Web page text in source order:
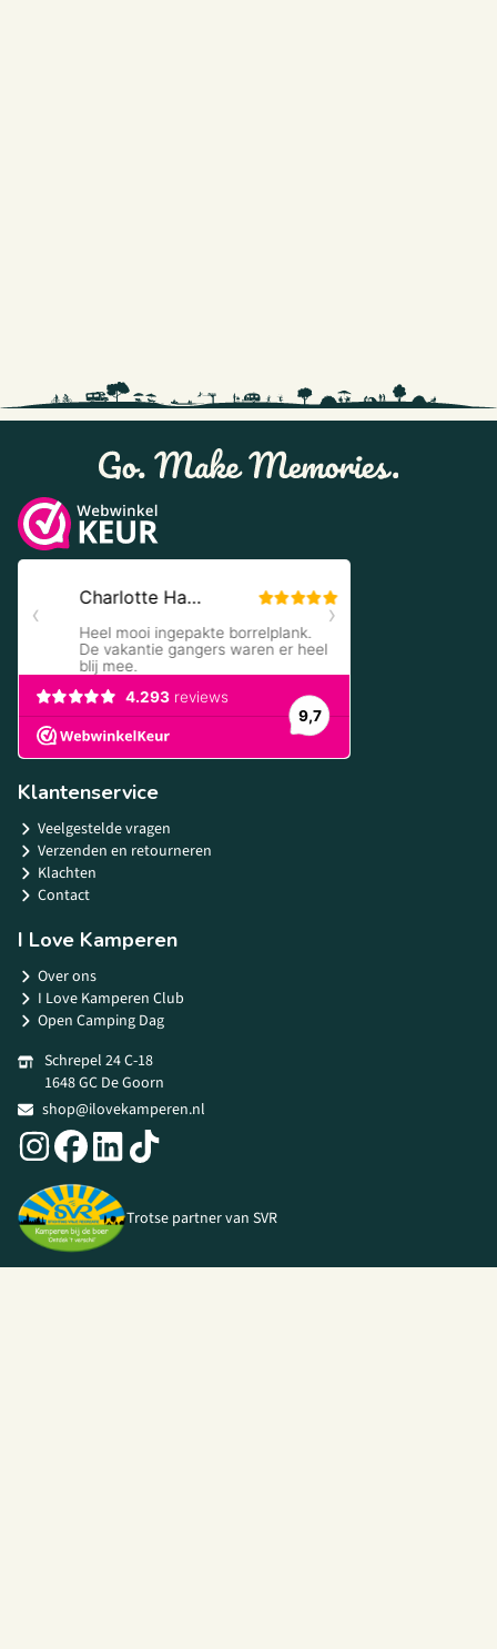
Klantenservice
Veelgestelde vragen
Verzenden en retourneren
Klachten
Contact
I Love Kamperen
Over ons
I Love Kamperen Club
Open Camping Dag
Schrepel 24 C-18
1648 GC De Goorn
shop@ilovekamperen.nl
Trotse partner van SVR